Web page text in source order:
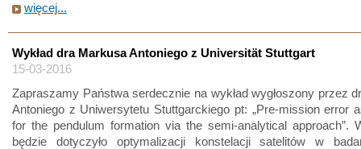
więcej...
Wykład dra Markusa Antoniego z Universität Stuttgart
15-03-2016
Zapraszamy Państwa serdecznie na wykład wygłoszony przez
Antoniego z Uniwersytetu Stuttgarckiego pt: „Pre-mission error
for the pendulum formation via the semi-analytical approach”.
będzie dotyczyło optymalizacji konstelacji satelitów w